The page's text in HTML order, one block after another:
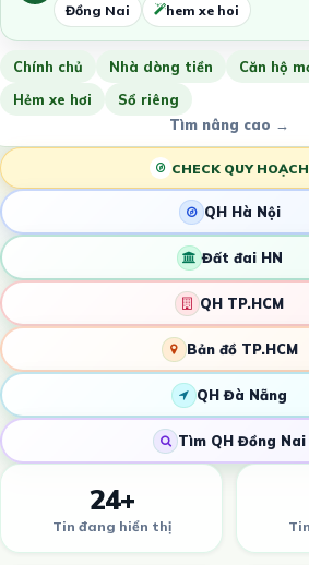
Đồng Nai hem xe hoi
Chính chủ Nhà dòng tiền Căn hộ
Hẻm xe hơi
Sổ riêng
Tìm nâng cao →
CHECK QUY HOẠCH
QH Hà Nội
Đất đai HN
QH TP.HCM
Bản đồ TP.HCM
QH Đà Nẵng
Tìm QH Đồng Nai
24+
Tin đang hiển thị